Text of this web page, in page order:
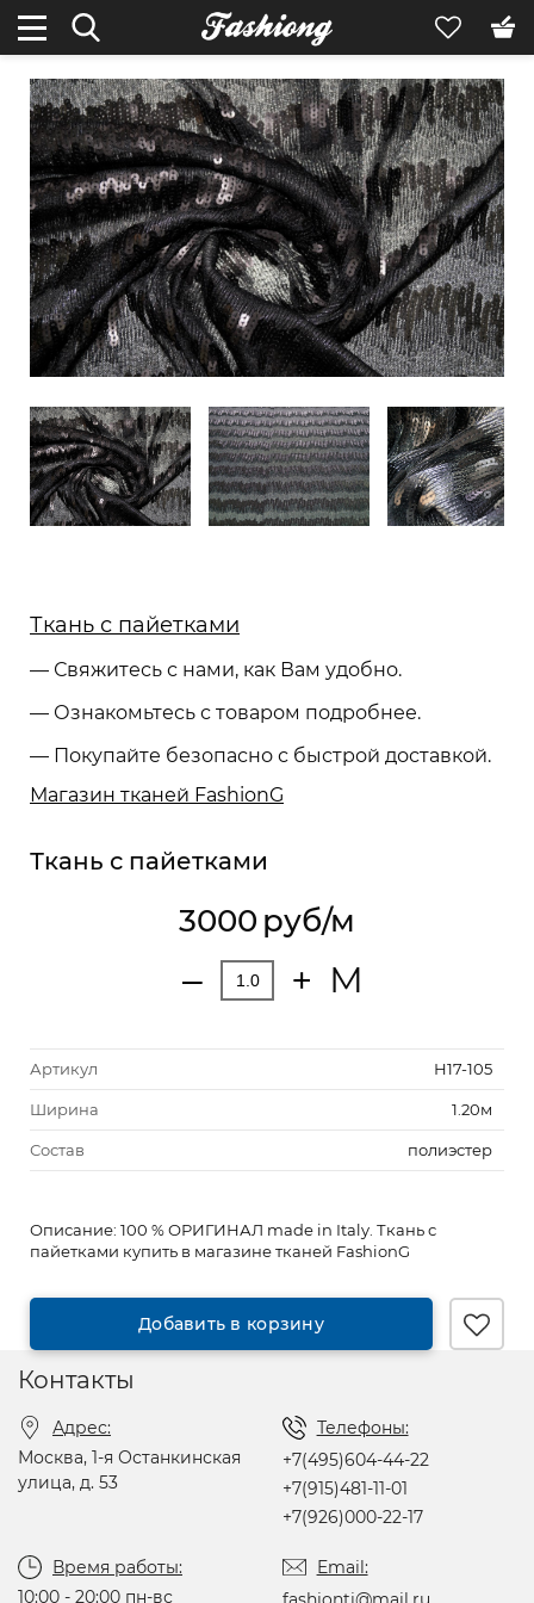
Ткань с пайетками
— Свяжитесь с нами, как Вам удобно.
— Ознакомьтесь с товаром подробнее.
— Покупайте безопасно с быстрой доставкой.
Магазин тканей FashionG
Ткань с пайетками
3000 руб/м
‒ + М
Артикул Н17-105
Ширина 1.20м
Состав полиэстер
Описание: 100 % ОРИГИНАЛ made in Italy. Ткань с
пайетками купить в магазине тканей FashionG
Добавить в корзину
Контакты
Адрес:
Москва, 1-я Останкинская
улица, д. 53
Телефоны:
+7(495)604-44-22
+7(915)481-11-01
+7(926)000-22-17
Время работы:
10:00 - 20:00 пн-вс
Email: